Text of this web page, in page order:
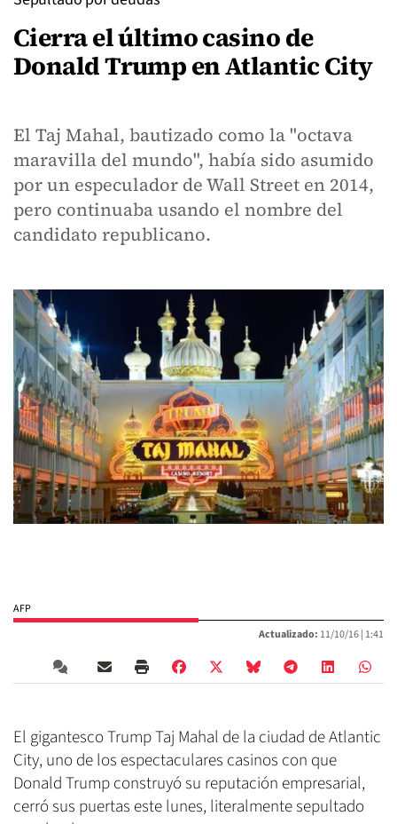
Cierra el último casino de
Donald Trump en Atlantic City
El Taj Mahal, bautizado como la "octava
maravilla del mundo", había sido asumido
por un especulador de Wall Street en 2014,
pero continuaba usando el nombre del
candidato republicano.
AFP
Actualizado: 11/10/16 | 1:41
El gigantesco Trump Taj Mahal de la ciudad de Atlantic
City, uno de los espectaculares casinos con que
Donald Trump construyó su reputación empresarial,
cerró sus puertas este lunes, literalmente sepultado